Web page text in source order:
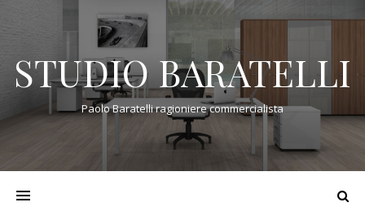
STUDIO BARATELLI
Paolo Baratelli ragioniere commercialista